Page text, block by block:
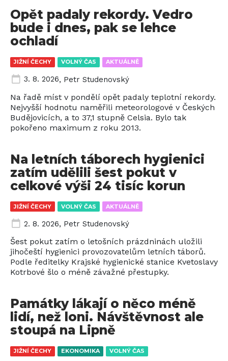
JIŽNÍ ČECHY VOLNÝ ČAS AKTUÁLNĚ
Opět padaly rekordy. Vedro
bude i dnes, pak se lehce
ochladí
3. 8. 2026, Petr Studenovský
Na řadě míst v pondělí opět padaly teplotní rekordy.
Nejvyšší hodnotu naměřili meteorologové v Českých
Budějovicích, a to 37,1 stupně Celsia. Bylo tak
pokořeno maximum z roku 2013.
JIŽNÍ ČECHY VOLNÝ ČAS AKTUÁLNĚ
Na letních táborech hygienici
zatím udělili šest pokut v
celkové výši 24 tisíc korun
2. 8. 2026, Petr Studenovský
Šest pokut zatím o letošních prázdninách uložili
jihočeští hygienici provozovatelům letních táborů.
Podle ředitelky Krajské hygienické stanice Kvetoslavy
Kotrbové šlo o méně závažné přestupky.
JIŽNÍ ČECHY EKONOMIKA VOLNÝ ČAS
Památky lákají o něco méně
lidí, než loni. Návštěvnost ale
stoupá na Lipně